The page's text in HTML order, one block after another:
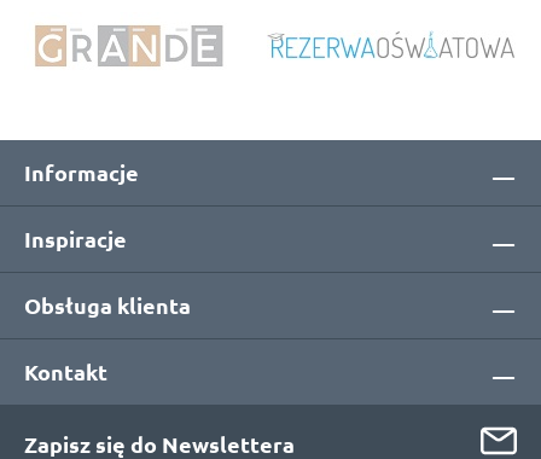
Informacje
Inspiracje
Obsługa klienta
Kontakt
Zapisz się do Newslettera